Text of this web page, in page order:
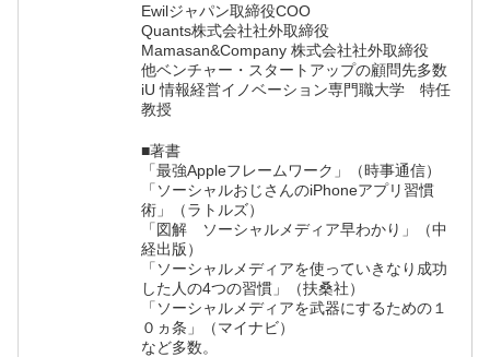
Ewilジャパン取締役COO
Quants株式会社社外取締役
Mamasan&Company 株式会社社外取締役
他ベンチャー・スタートアップの顧問先多数
iU 情報経営イノベーション専門職大学 特任
教授
■著書
「最強Appleフレームワーク」（時事通信）
「ソーシャルおじさんのiPhoneアプリ習慣
術」（ラトルズ）
「図解 ソーシャルメディア早わかり」（中
経出版）
「ソーシャルメディアを使っていきなり成功
した人の4つの習慣」（扶桑社）
「ソーシャルメディアを武器にするための１
０ヵ条」（マイナビ）
など多数。